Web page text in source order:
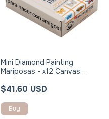
Mini Diamond Painting
Mariposas - x12 Canvas
$41.60 USD